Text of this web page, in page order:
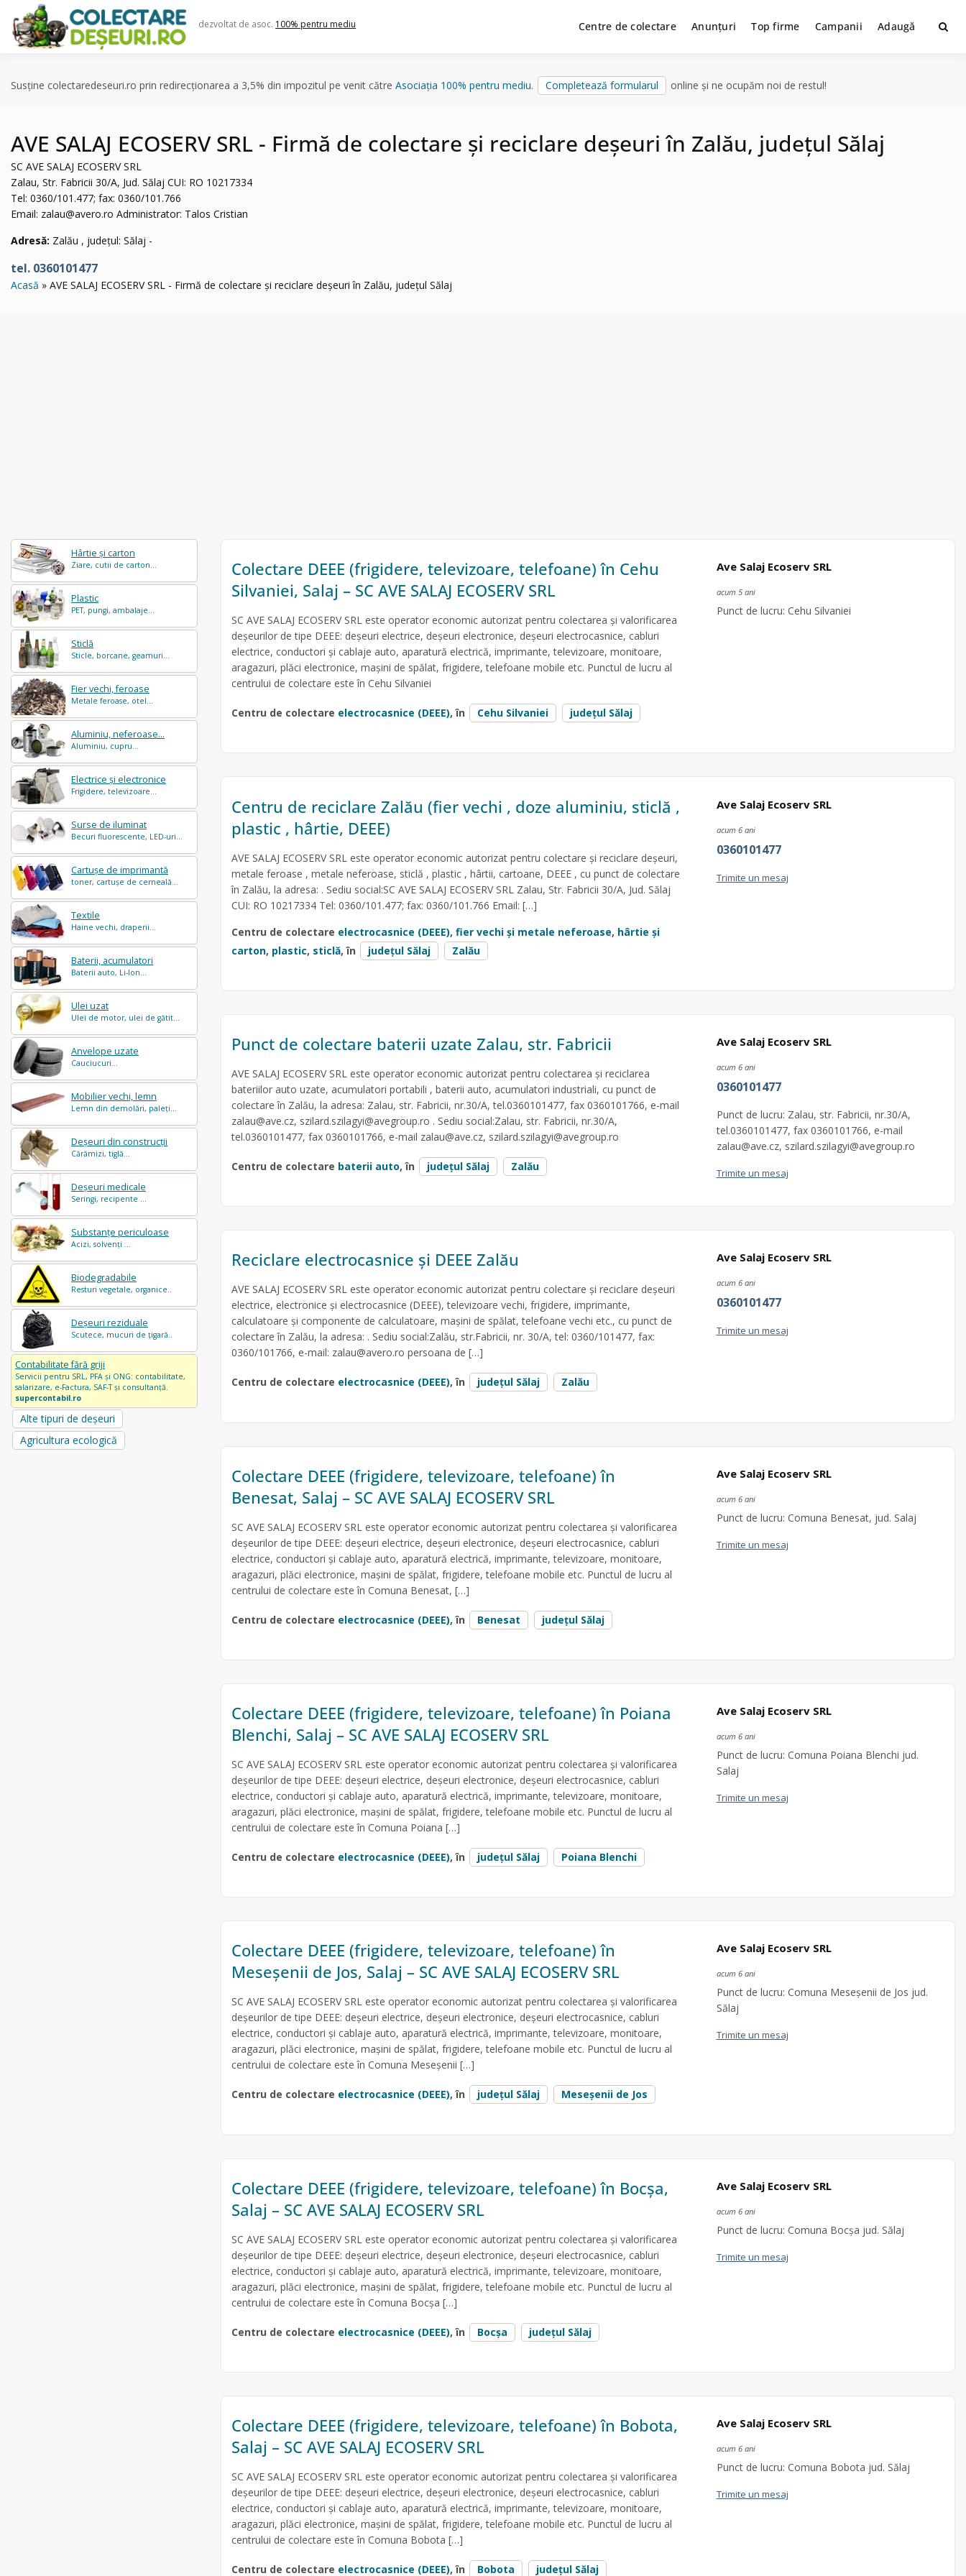
content
dezvoltat de asoc. 100% pentru mediu Centre de colectare Anunțuri Top firme Campanii Adaugă
Susține colectaredeseuri.ro prin redirecționarea a 3,5% din impozitul pe venit către Asociația 100% pentru mediu. Completează formularul online și ne ocupăm noi de restul!
AVE SALAJ ECOSERV SRL - Firmă de colectare și reciclare deșeuri în Zalău, județul Sălaj
SC AVE SALAJ ECOSERV SRL
Zalau, Str. Fabricii 30/A, Jud. Sălaj CUI: RO 10217334
Tel: 0360/101.477; fax: 0360/101.766
Email: zalau@avero.ro Administrator: Talos Cristian
Adresă: Zalău , județul: Sălaj -
tel. 0360101477
Acasă AVE SALAJ ECOSERV SRL - Firmă de colectare și reciclare deșeuri în Zalău, județul Sălaj
Hârtie și carton
Ziare, cutii de carton...
Plastic
PET, pungi, ambalaje...
Sticlă
Sticle, borcane, geamuri...
Fier vechi, feroase
Metale feroase, otel...
Aluminiu, neferoase...
Aluminiu, cupru...
Electrice și electronice
Frigidere, televizoare...
Surse de iluminat
Becuri fluorescente, LED-uri...
Cartușe de imprimantă
toner, cartușe de cerneală...
Textile
Haine vechi, draperii...
Baterii, acumulatori
Baterii auto, Li-Ion...
Ulei uzat
Ulei de motor, ulei de gătit...
Anvelope uzate
Cauciucuri...
Mobilier vechi, lemn
Lemn din demolări, paleți...
Deșeuri din construcții
Cărămizi, tiglă...
Deșeuri medicale
Seringi, recipente ...
Substanțe periculoase
Acizi, solvenți ...
Biodegradabile
Resturi vegetale, organice..
Deșeuri reziduale
Scutece, mucuri de țigară..
Contabilitate fără griji
Servicii pentru SRL, PFA și ONG: contabilitate,
salarizare, e-Factura, SAF-T și consultanță.
supercontabil.ro
Alte tipuri de deșeuri
Agricultura ecologică
Colectare DEEE (frigidere, televizoare, telefoane) în Cehu
Silvaniei, Salaj – SC AVE SALAJ ECOSERV SRL
SC AVE SALAJ ECOSERV SRL este operator economic autorizat pentru colectarea și valorificarea
deșeurilor de tipe DEEE: deșeuri electrice, deșeuri electronice, deșeuri electrocasnice, cabluri
electrice, conductori și cablaje auto, aparatură electrică, imprimante, televizoare, monitoare,
aragazuri, plăci electronice, mașini de spălat, frigidere, telefoane mobile etc. Punctul de lucru al
centrului de colectare este în Cehu Silvaniei
Centru de colectare electrocasnice (DEEE), în Cehu Silvaniei județul Sălaj
Ave Salaj Ecoserv SRL
acum 5 ani
Punct de lucru: Cehu Silvaniei
Centru de reciclare Zalău (fier vechi , doze aluminiu, sticlă ,
plastic , hârtie, DEEE)
AVE SALAJ ECOSERV SRL este operator economic autorizat pentru colectare și reciclare deșeuri,
metale feroase , metale neferoase, sticlă , plastic , hârtii, cartoane, DEEE , cu punct de colectare
în Zalău, la adresa: . Sediu social:SC AVE SALAJ ECOSERV SRL Zalau, Str. Fabricii 30/A, Jud. Sălaj
CUI: RO 10217334 Tel: 0360/101.477; fax: 0360/101.766 Email: […]
Centru de colectare electrocasnice (DEEE), fier vechi și metale neferoase, hârtie și
carton, plastic, sticlă, în județul Sălaj Zalău
Ave Salaj Ecoserv SRL
acum 6 ani
0360101477
Trimite un mesaj
Punct de colectare baterii uzate Zalau, str. Fabricii
AVE SALAJ ECOSERV SRL este operator economic autorizat pentru colectarea și reciclarea
bateriilor auto uzate, acumulatori portabili , baterii auto, acumulatori industriali, cu punct de
colectare în Zalău, la adresa: Zalau, str. Fabricii, nr.30/A, tel.0360101477, fax 0360101766, e-mail
zalau@ave.cz, szilard.szilagyi@avegroup.ro . Sediu social:Zalau, str. Fabricii, nr.30/A,
tel.0360101477, fax 0360101766, e-mail zalau@ave.cz, szilard.szilagyi@avegroup.ro
Centru de colectare baterii auto, în județul Sălaj Zalău
Ave Salaj Ecoserv SRL
acum 6 ani
0360101477
Punct de lucru: Zalau, str. Fabricii, nr.30/A,
tel.0360101477, fax 0360101766, e-mail
zalau@ave.cz, szilard.szilagyi@avegroup.ro
Trimite un mesaj
Reciclare electrocasnice și DEEE Zalău
AVE SALAJ ECOSERV SRL este operator economic autorizat pentru colectare și reciclare deșeuri
electrice, electronice și electrocasnice (DEEE), televizoare vechi, frigidere, imprimante,
calculatoare și componente de calculatoare, mașini de spălat, telefoane vechi etc., cu punct de
colectare în Zalău, la adresa: . Sediu social:Zalău, str.Fabricii, nr. 30/A, tel: 0360/101477, fax:
0360/101766, e-mail: zalau@avero.ro persoana de […]
Centru de colectare electrocasnice (DEEE), în județul Sălaj Zalău
Ave Salaj Ecoserv SRL
acum 6 ani
0360101477
Trimite un mesaj
Colectare DEEE (frigidere, televizoare, telefoane) în
Benesat, Salaj – SC AVE SALAJ ECOSERV SRL
SC AVE SALAJ ECOSERV SRL este operator economic autorizat pentru colectarea și valorificarea
deșeurilor de tipe DEEE: deșeuri electrice, deșeuri electronice, deșeuri electrocasnice, cabluri
electrice, conductori și cablaje auto, aparatură electrică, imprimante, televizoare, monitoare,
aragazuri, plăci electronice, mașini de spălat, frigidere, telefoane mobile etc. Punctul de lucru al
centrului de colectare este în Comuna Benesat, […]
Centru de colectare electrocasnice (DEEE), în Benesat județul Sălaj
Ave Salaj Ecoserv SRL
acum 6 ani
Punct de lucru: Comuna Benesat, jud. Salaj
Trimite un mesaj
Colectare DEEE (frigidere, televizoare, telefoane) în Poiana
Blenchi, Salaj – SC AVE SALAJ ECOSERV SRL
SC AVE SALAJ ECOSERV SRL este operator economic autorizat pentru colectarea și valorificarea
deșeurilor de tipe DEEE: deșeuri electrice, deșeuri electronice, deșeuri electrocasnice, cabluri
electrice, conductori și cablaje auto, aparatură electrică, imprimante, televizoare, monitoare,
aragazuri, plăci electronice, mașini de spălat, frigidere, telefoane mobile etc. Punctul de lucru al
centrului de colectare este în Comuna Poiana […]
Centru de colectare electrocasnice (DEEE), în județul Sălaj Poiana Blenchi
Ave Salaj Ecoserv SRL
acum 6 ani
Punct de lucru: Comuna Poiana Blenchi jud.
Salaj
Trimite un mesaj
Colectare DEEE (frigidere, televizoare, telefoane) în
Meseşenii de Jos, Salaj – SC AVE SALAJ ECOSERV SRL
SC AVE SALAJ ECOSERV SRL este operator economic autorizat pentru colectarea și valorificarea
deșeurilor de tipe DEEE: deșeuri electrice, deșeuri electronice, deșeuri electrocasnice, cabluri
electrice, conductori și cablaje auto, aparatură electrică, imprimante, televizoare, monitoare,
aragazuri, plăci electronice, mașini de spălat, frigidere, telefoane mobile etc. Punctul de lucru al
centrului de colectare este în Comuna Meseşenii […]
Centru de colectare electrocasnice (DEEE), în județul Sălaj Meseşenii de Jos
Ave Salaj Ecoserv SRL
acum 6 ani
Punct de lucru: Comuna Meseşenii de Jos jud.
Sălaj
Trimite un mesaj
Colectare DEEE (frigidere, televizoare, telefoane) în Bocşa,
Salaj – SC AVE SALAJ ECOSERV SRL
SC AVE SALAJ ECOSERV SRL este operator economic autorizat pentru colectarea și valorificarea
deșeurilor de tipe DEEE: deșeuri electrice, deșeuri electronice, deșeuri electrocasnice, cabluri
electrice, conductori și cablaje auto, aparatură electrică, imprimante, televizoare, monitoare,
aragazuri, plăci electronice, mașini de spălat, frigidere, telefoane mobile etc. Punctul de lucru al
centrului de colectare este în Comuna Bocşa […]
Centru de colectare electrocasnice (DEEE), în Bocşa județul Sălaj
Ave Salaj Ecoserv SRL
acum 6 ani
Punct de lucru: Comuna Bocşa jud. Sălaj
Trimite un mesaj
Colectare DEEE (frigidere, televizoare, telefoane) în Bobota,
Salaj – SC AVE SALAJ ECOSERV SRL
SC AVE SALAJ ECOSERV SRL este operator economic autorizat pentru colectarea și valorificarea
deșeurilor de tipe DEEE: deșeuri electrice, deșeuri electronice, deșeuri electrocasnice, cabluri
electrice, conductori și cablaje auto, aparatură electrică, imprimante, televizoare, monitoare,
aragazuri, plăci electronice, mașini de spălat, frigidere, telefoane mobile etc. Punctul de lucru al
centrului de colectare este în Comuna Bobota […]
Centru de colectare electrocasnice (DEEE), în Bobota județul Sălaj
Ave Salaj Ecoserv SRL
acum 6 ani
Punct de lucru: Comuna Bobota jud. Sălaj
Trimite un mesaj